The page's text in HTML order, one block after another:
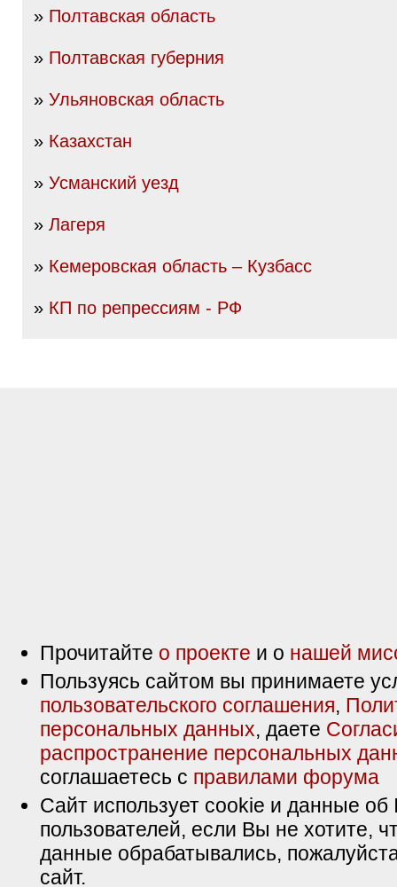
» Полтавская область
» Полтавская губерния
» Ульяновская область
» Казахстан
» Усманский уезд
» Лагеря
» Кемеровская область – Кузбасс
» КП по репрессиям - РФ
Прочитайте о проекте и о нашей
Пользуясь сайтом вы принимаете
пользовательского соглашения,
персональных данных, даете
распространение персональных
соглашаетесь с правилами форума
Сайт использует cookie и данные об
пользователей, если Вы не хотите,
данные обрабатывались,
сайт.